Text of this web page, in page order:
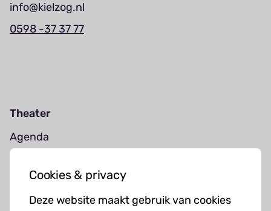
Cookies & privacy
Deze website maakt gebruik van cookies
info@kielzog.nl
0598 -37 37 77
Theater
Agenda